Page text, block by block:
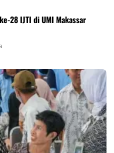
28 IJTI di UMI Makassar